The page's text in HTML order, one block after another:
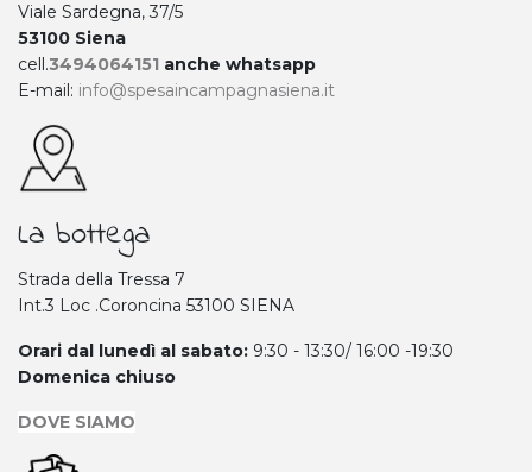
Viale Sardegna, 37/5
53100 Siena
cell.3494064151 anche whatsapp
E-mail: info@spesaincampagnasiena.it
La bottega
Strada della Tressa 7
Int.3 Loc .Coroncina 53100 SIENA
Orari dal lunedì al sabato: 9:30 - 13:30/ 16:00 -19:30
Domenica chiuso
DOVE SIAMO